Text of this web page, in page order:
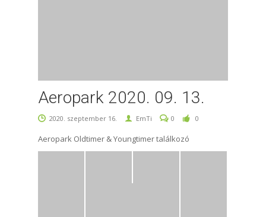
Aeropark 2020. 09. 13.
2020. szeptember 16. EmTi 0 0
Aeropark Oldtimer & Youngtimer találkozó